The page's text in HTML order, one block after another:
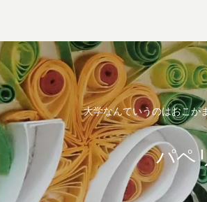
大学なんていうのはおこが
パペ